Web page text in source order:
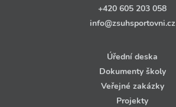
+420 605 203 058
info@zsuhsportovni.cz
Úřední deska
Dokumenty školy
Veřejné zakázky
Projekty